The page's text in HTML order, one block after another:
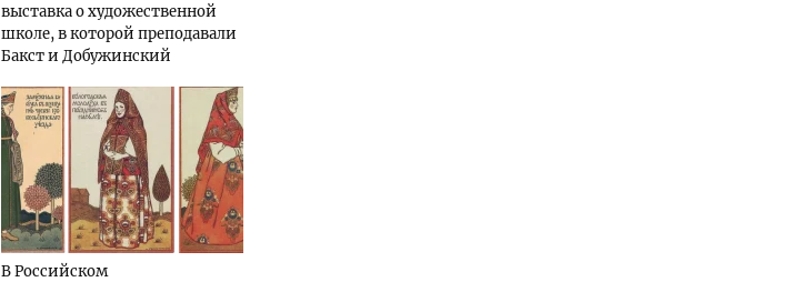
выставка о художественной
школе, в которой преподавали
Бакст и Добужинский
В Российском